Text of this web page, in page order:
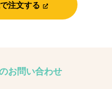
注文する
お問い合わせ